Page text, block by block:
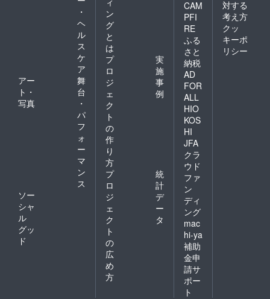
・
ヘ
ル
ス
ケ
ア
アー
ト・
写真
舞
台
・
パ
フ
ォ
ー
マ
ン
ス
ソー
シャ
ル
グッ
ド
ン
グ
と
は
プ
ロ
ジ
ェ
ク
ト
の
作
り
方
実
施
事
例
プ
ロ
ジ
ェ
ク
ト
の
広
め
方
統
計
デ
ー
タ
CAM
PFI
RE
ふる
さと
納税
AD
FOR
ALL
HIO
KOS
HI
JFA
クラ
ウド
ファ
ン
ディ
ング
mac
hi-ya
補助
金申
請サ
ポー
ト
対する
考え方
クッ
キーポ
リシー